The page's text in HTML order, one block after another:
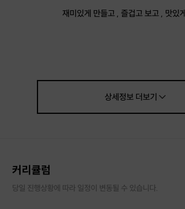
재미있게 만들고 , 즐겁고 보고 , 맛있
상세정보더보기
커리큘럼
당일 진행상황에 따라 일정이 변동될 수 있습니다.